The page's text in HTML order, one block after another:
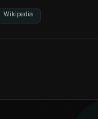
Wikipedia